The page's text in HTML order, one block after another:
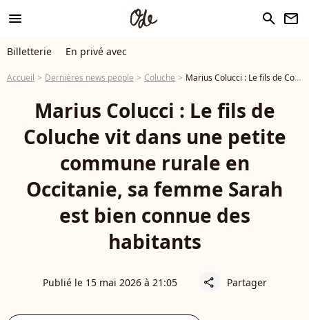
menu search newsletter
Billetterie En privé avec
Accueil Dernières news people Coluche Marius Colucci : Le fils de Coluche vit dans une petite commune rurale en Occitanie, sa femme Sarah est bien connue des habitants
Marius Colucci : Le fils de
Coluche vit dans une petite
commune rurale en
Occitanie, sa femme Sarah
est bien connue des
habitants
Publié le 15 mai 2026 à 21:05 share Partager